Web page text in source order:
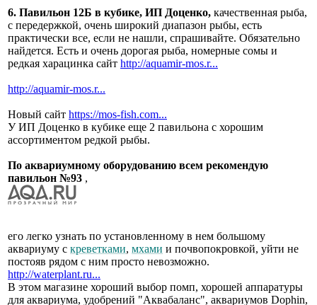
6. Павильон 12Б в кубике, ИП Доценко, качественная рыба,
с передержкой, очень широкий диапазон рыбы, есть
практически все, если не нашли, спрашивайте. Обязательно
найдется. Есть и очень дорогая рыба, номерные сомы и
редкая харацинка сайт http://aquamir-mos.r...
http://aquamir-mos.r...
Новый сайт https://mos-fish.com...
У ИП Доценко в кубике еще 2 павильона с хорошим
ассортиментом редкой рыбы.
По аквариумному оборудованию всем рекомендую
павильон №93 ,
его легко узнать по установленному в нем большому
аквариуму с креветками, мхами и почвопокровкой, уйти не
постояв рядом с ним просто невозможно.
http://waterplant.ru...
В этом магазине хороший выбор помп, хорошей аппаратуры
для аквариума, удобрений "Аквабаланс", аквариумов Dophin,